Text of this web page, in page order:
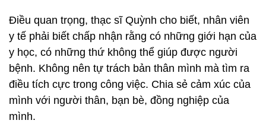
Điều quan trọng, thạc sĩ Quỳnh cho biết, nhân viên
y tế phải biết chấp nhận rằng có những giới hạn của
y học, có những thứ không thể giúp được người
bệnh. Không nên tự trách bản thân mình mà tìm ra
điều tích cực trong công việc. Chia sẻ cảm xúc của
mình với người thân, bạn bè, đồng nghiệp của
mình.